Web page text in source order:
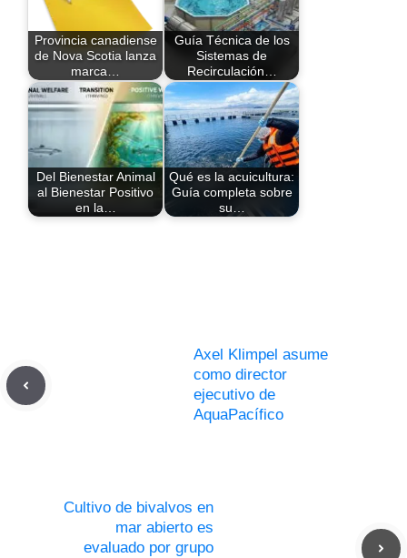
Provincia canadiense
de Nova Scotia lanza
marca…
Guía Técnica de los
Sistemas de
Recirculación…
Del Bienestar Animal
al Bienestar Positivo
en la…
Qué es la acuicultura:
Guía completa sobre
su…
Axel Klimpel asume
como director
ejecutivo de
AquaPacífico
Cultivo de bivalvos en
mar abierto es
evaluado por grupo